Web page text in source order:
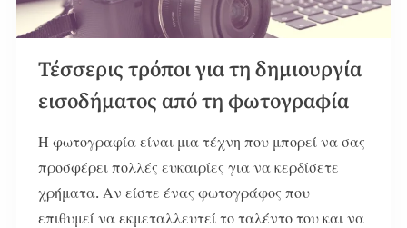
Τέσσερις τρόποι για τη δημιουργία
εισοδήματος από τη φωτογραφία
Η φωτογραφία είναι μια τέχνη που μπορεί να σας
προσφέρει πολλές ευκαιρίες για να κερδίσετε
χρήματα. Αν είστε ένας φωτογράφος που
επιθυμεί να εκμεταλλευτεί το ταλέντο του και να